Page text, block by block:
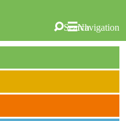
SearchNavigation
KARRIERE